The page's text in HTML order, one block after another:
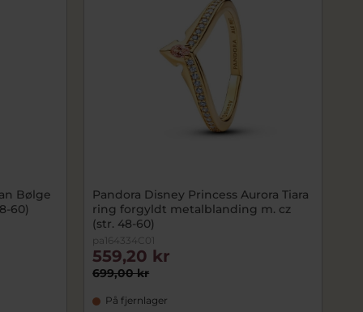
Bølge
60)
Pandora Disney Princess Aurora Tiara
ring forgyldt metalblanding m. cz
(str. 48-60)
pa164334C01
699,00 kr
559,20 kr
På fjernlager